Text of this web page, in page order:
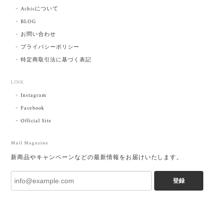
Achicについて
BLOG
お問い合わせ
プライバシーポリシー
特定商取引法に基づく表記
LINK
Instagram
Facebook
Official Site
Mail Magazine
新商品やキャンペーンなどの最新情報をお届けいたします。
登録